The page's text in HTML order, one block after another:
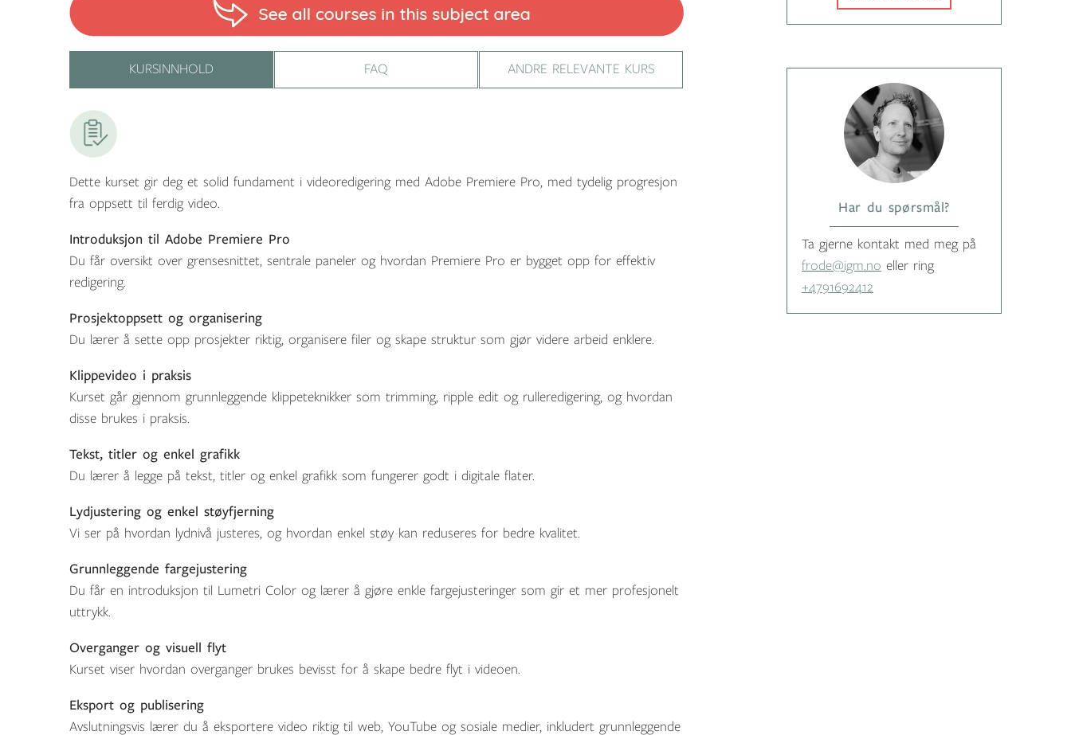
KURSINNHOLD FAQ ANDRE RELEVANTE KURS
Dette kurset gir deg et solid fundament i videoredigering med Adobe Premiere Pro, med tydelig progresjon
fra oppsett til ferdig video.
Introduksjon til Adobe Premiere Pro
Du får oversikt over grensesnittet, sentrale paneler og hvordan Premiere Pro er bygget opp for effektiv
redigering.
Prosjektoppsett og organisering
Du lærer å sette opp prosjekter riktig, organisere filer og skape struktur som gjør videre arbeid enklere.
Klippevideo i praksis
Kurset går gjennom grunnleggende klippeteknikker som trimming, ripple edit og rulleredigering, og hvordan
disse brukes i praksis.
Tekst, titler og enkel grafikk
Du lærer å legge på tekst, titler og enkel grafikk som fungerer godt i digitale flater.
Lydjustering og enkel støyfjerning
Vi ser på hvordan lydnivå justeres, og hvordan enkel støy kan reduseres for bedre kvalitet.
Grunnleggende fargejustering
Du får en introduksjon til Lumetri Color og lærer å gjøre enkle fargejusteringer som gir et mer profesjonelt
uttrykk.
Overganger og visuell flyt
Kurset viser hvordan overganger brukes bevisst for å skape bedre flyt i videoen.
Eksport og publisering
Avslutningsvis lærer du å eksportere video riktig til web, YouTube og sosiale medier, inkludert grunnleggende
Har du spørsmål?
Ta gjerne kontakt med meg på
frode@igm.no eller ring
+4791692412